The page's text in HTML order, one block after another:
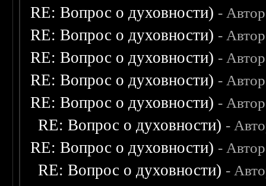
RE: Вопрос о духовности) -
RE: Вопрос о духовности) -
RE: Вопрос о духовности) -
RE: Вопрос о духовности) -
RE: Вопрос о духовности) -
RE: Вопрос о духовности) -
RE: Вопрос о духовности) -
RE: Вопрос о духовности) -